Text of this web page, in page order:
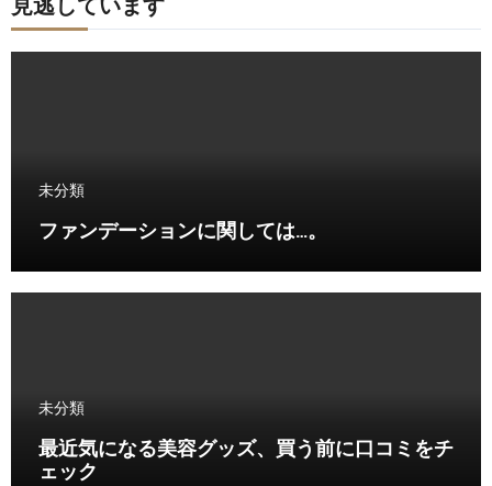
見逃しています
未分類
ファンデーションに関しては…。
未分類
最近気になる美容グッズ、買う前に口コミをチ
ェック